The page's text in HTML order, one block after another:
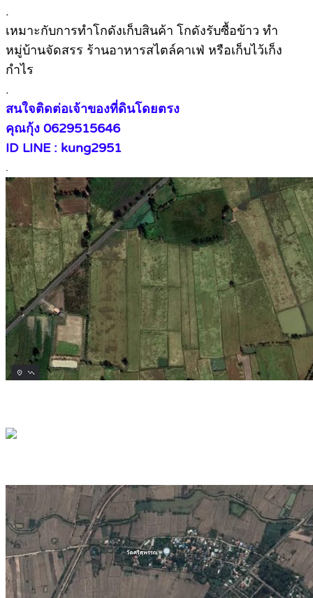
.
เหมาะกับการทำโกดังเก็บสินค้า โกดังรับซื้อข้าว ทำ
หมู่บ้านจัดสรร ร้านอาหารสไตล์คาเฟ่ หรือเก็บไว้เก็ง
กำไร
.
สนใจติดต่อเจ้าของที่ดินโดยตรง
คุณกุ้ง 0629515646
ID LINE : kung2951
.